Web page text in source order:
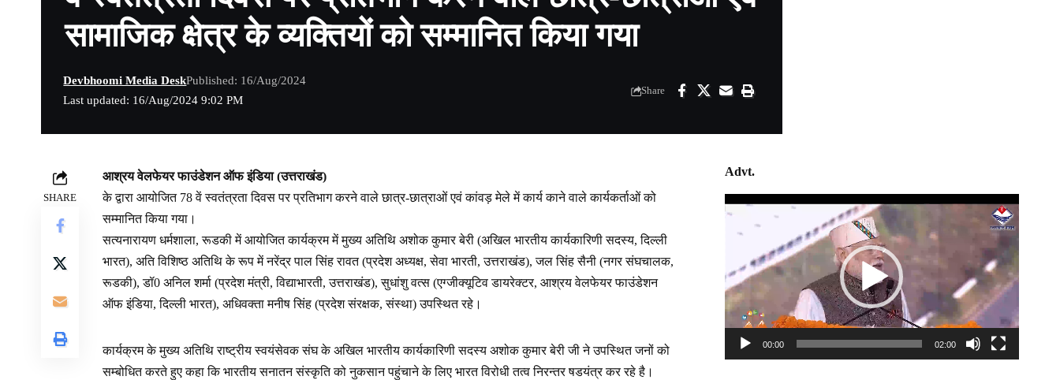
सामाजिक क्षेत्र के व्यक्तियों को सम्मानित किया गया
Last updated: 16/Aug/2024 9:02 PM
Devbhoomi Media DeskPublished: 16/Aug/2024
Share
SHARE
आश्रय वेलफेयर फाउंडेशन ऑफ इंडिया (उत्तराखंड)
के द्वारा आयोजित 78 वें स्वतंत्रता दिवस पर प्रतिभाग करने वाले छात्र-छात्राओं एवं कांवड़ मेले में कार्य काने वाले कार्यकर्ताओं को
सम्मानित किया गया।
सत्यनारायण धर्मशाला, रूडकी में आयोजित कार्यक्रम में मुख्य अतिथि अशोक कुमार बेरी (अखिल भारतीय कार्यकारिणी सदस्य, दिल्ली
भारत), अति विशिष्ठ अतिथि के रूप में नरेंद्र पाल सिंह रावत (प्रदेश अध्यक्ष, सेवा भारती, उत्तराखंड), जल सिंह सैनी (नगर संघचालक,
रूडकी), डॉ0 अनिल शर्मा (प्रदेश मंत्री, विद्याभारती, उत्तराखंड), सुधांशु वत्स (एग्जीक्यूटिव डायरेक्टर, आश्रय वेलफेयर फाउंडेशन
ऑफ इंडिया, दिल्ली भारत), अधिवक्ता मनीष सिंह (प्रदेश संरक्षक, संस्था) उपस्थित रहे।
कार्यक्रम के मुख्य अतिथि राष्ट्रीय स्वयंसेवक संघ के अखिल भारतीय कार्यकारिणी सदस्य अशोक कुमार बेरी जी ने उपस्थित जनों को
सम्बोधित करते हुए कहा कि भारतीय सनातन संस्कृति को नुकसान पहुंचाने के लिए भारत विरोधी तत्व निरन्तर षडयंत्र कर रहे है।
Advt.
Video
00:00 02:00